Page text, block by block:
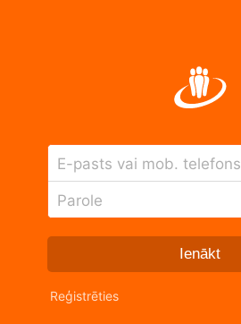
E-pasts vai mob. telefons
Parole
Ienākt
Reģistrēties